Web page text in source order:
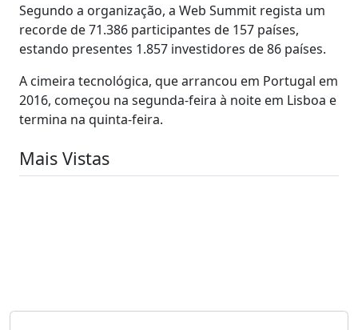
Segundo a organização, a Web Summit regista um
recorde de 71.386 participantes de 157 países,
estando presentes 1.857 investidores de 86 países.
A cimeira tecnológica, que arrancou em Portugal em
2016, começou na segunda-feira à noite em Lisboa e
termina na quinta-feira.
Mais Vistas